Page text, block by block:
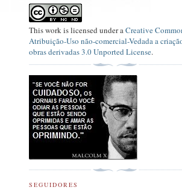
Thiswork is licensed under a Creative
Atribuição-Uso não-comercial-Vedada a
obras derivadas 3.0 Unported License.
SEGUIDORES